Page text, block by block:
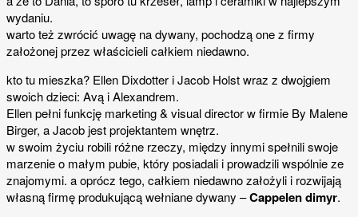
wydaniu.
warto też zwrócić uwagę na dywany, pochodzą one z firmy
założonej przez właścicieli całkiem niedawno.
kto tu mieszka? Ellen Dixdotter i Jacob Holst wraz z dwojgiem
swoich dzieci: Avą i Alexandrem.
Ellen pełni funkcję marketing & visual director w firmie By Malene
Birger, a Jacob jest projektantem wnętrz.
w swoim życiu robili różne rzeczy, między innymi spełnili swoje
marzenie o małym pubie, który posiadali i prowadzili wspólnie ze
znajomymi. a oprócz tego, całkiem niedawno założyli i rozwijają
własną firmę produkującą wełniane dywany –Cappelen dimyr.